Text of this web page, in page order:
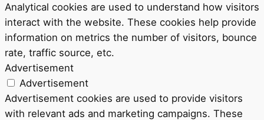
Analytical cookies are used to understand how visitors
interact with the website. These cookies help provide
information on metrics the number of visitors, bounce
rate, traffic source, etc.
Advertisement
Advertisement
Advertisement cookies are used to provide visitors
with relevant ads and marketing campaigns. These